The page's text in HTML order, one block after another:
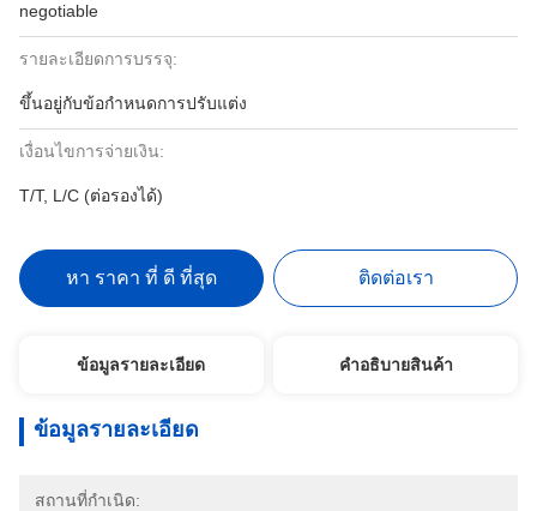
negotiable
รายละเอียดการบรรจุ:
ขึ้นอยู่กับข้อกำหนดการปรับแต่ง
เงื่อนไขการจ่ายเงิน:
T/T, L/C (ต่อรองได้)
หา ราคา ที่ ดี ที่สุด ติดต่อเรา
ข้อมูลรายละเอียด คําอธิบายสินค้า
ข้อมูลรายละเอียด
สถานที่กำเนิด: